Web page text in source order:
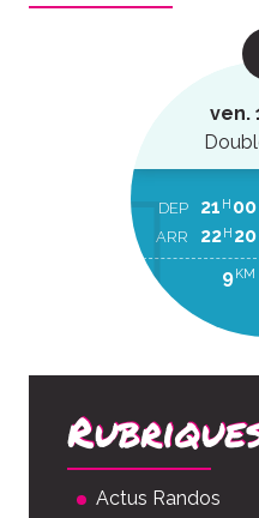
ven.
DEP 21 H 00
ARR 22H 20
9KM
Actus Randos